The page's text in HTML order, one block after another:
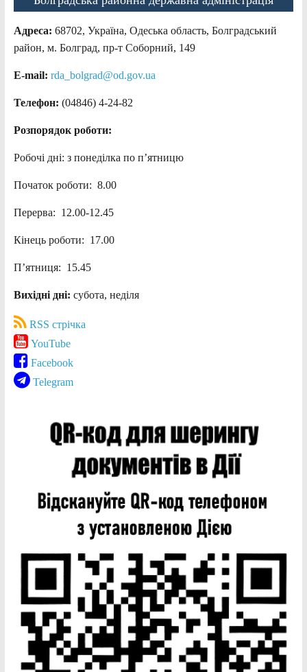
Адреса: 68702, Україна, Одеська область, Болградський
район, м. Болград, пр-т Соборний, 149
E-mail: rda_bolgrad@od.gov.ua
Телефон: (04846) 4-24-82
Розпорядок роботи:
Робочі дні: з понеділка по п’ятницю
Початок роботи: 8.00
Перерва: 12.00-12.45
Кінець роботи: 17.00
П’ятниця: 15.45
Вихідні дні: субота, неділя
RSS стрічка
YouTube
Facebook
Telegram